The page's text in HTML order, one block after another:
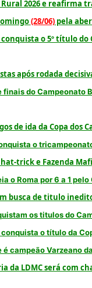
Rural 2026 e reafirma
(28/06)pela
o 5º título
após rodada
finais do Campeonato
de ida da Copa dos
o
trick e Fazenda
o Roma por 6 a 1
busca de titulo
os titulos do
o título da
campeão Varzeano
da LDMC será com